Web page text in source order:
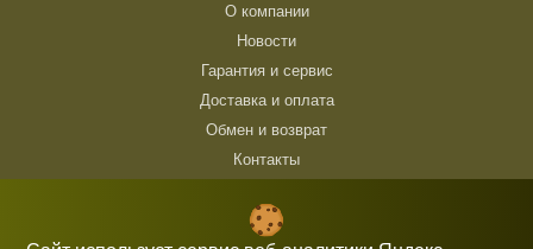
О компании
Новости
Гарантия и сервис
Доставка и оплата
Обмен и возврат
Контакты
10:00 — 21:00 без выходных